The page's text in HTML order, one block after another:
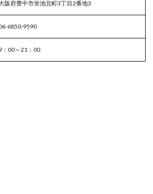
阪府豊中市蛍池北町3丁目2番地3
6850-9590
：00～21：00